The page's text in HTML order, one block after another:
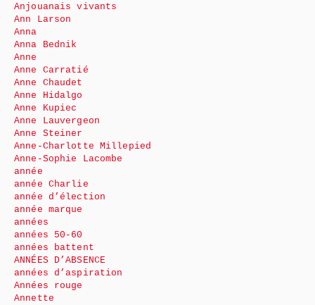
Anjouanais vivants
Ann Larson
Anna
Anna Bednik
Anne
Anne Carratié
Anne Chaudet
Anne Hidalgo
Anne Kupiec
Anne Lauvergeon
Anne Steiner
Anne-Charlotte Millepied
Anne-Sophie Lacombe
année
année Charlie
année d’élection
année marque
années
années 50-60
années battent
ANNÉES D’ABSENCE
années d’aspiration
Années rouge
Annette